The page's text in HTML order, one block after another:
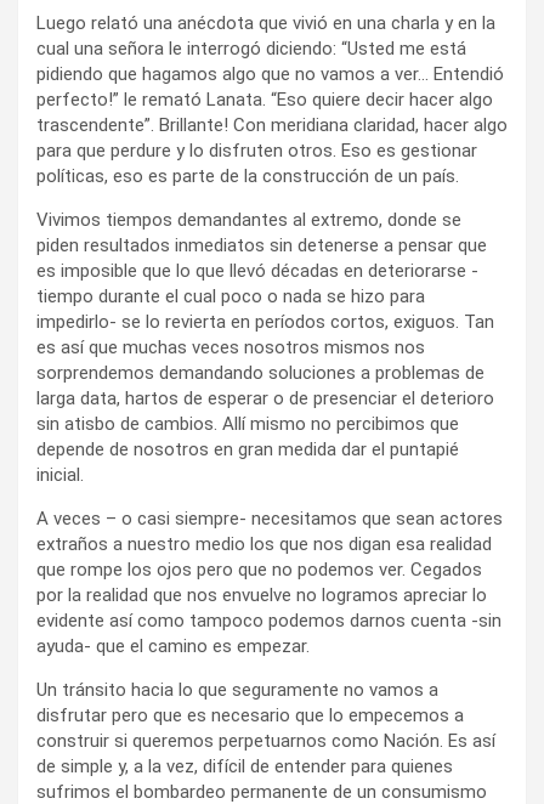
Luego relató una anécdota que vivió en una charla y en la
cual una señora le interrogó diciendo: “Usted me está
pidiendo que hagamos algo que no vamos a ver… Entendió
perfecto!” le remató Lanata. “Eso quiere decir hacer algo
trascendente”. Brillante! Con meridiana claridad, hacer algo
para que perdure y lo disfruten otros. Eso es gestionar
políticas, eso es parte de la construcción de un país.
Vivimos tiempos demandantes al extremo, donde se
piden resultados inmediatos sin detenerse a pensar que
es imposible que lo que llevó décadas en deteriorarse -
tiempo durante el cual poco o nada se hizo para
impedirlo- se lo revierta en períodos cortos, exiguos. Tan
es así que muchas veces nosotros mismos nos
sorprendemos demandando soluciones a problemas de
larga data, hartos de esperar o de presenciar el deterioro
sin atisbo de cambios. Allí mismo no percibimos que
depende de nosotros en gran medida dar el puntapié
inicial.
A veces – o casi siempre- necesitamos que sean actores
extraños a nuestro medio los que nos digan esa realidad
que rompe los ojos pero que no podemos ver. Cegados
por la realidad que nos envuelve no logramos apreciar lo
evidente así como tampoco podemos darnos cuenta -sin
ayuda- que el camino es empezar.
Un tránsito hacia lo que seguramente no vamos a
disfrutar pero que es necesario que lo empecemos a
construir si queremos perpetuarnos como Nación. Es así
de simple y, a la vez, difícil de entender para quienes
sufrimos el bombardeo permanente de un consumismo